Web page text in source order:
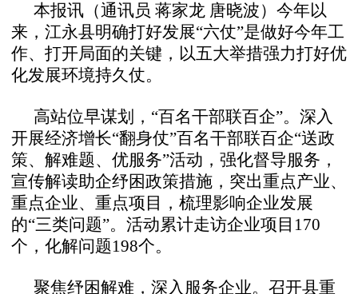
本报讯（通讯员 蒋家龙 唐晓波）今年以
来，江永县明确打好发展“六仗”是做好今年工
作、打开局面的关键，以五大举措强力打好优
化发展环境持久仗。
高站位早谋划，“百名干部联百企”。深入
开展经济增长“翻身仗”百名干部联百企“送政
策、解难题、优服务”活动，强化督导服务，
宣传解读助企纾困政策措施，突出重点产业、
重点企业、重点项目，梳理影响企业发展
的“三类问题”。活动累计走访企业项目170
个，化解问题198个。
聚焦纾困解难，深入服务企业。召开县重